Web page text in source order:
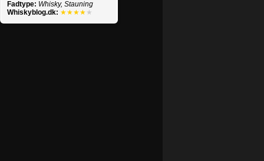
Fadtype: Whisky, Stauning
Whiskyblog.dk: ★★★★ ★